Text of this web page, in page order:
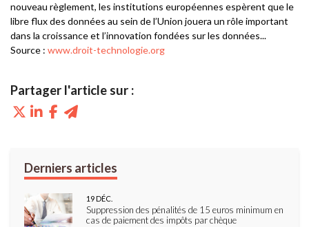
Source : www.droit-technologie.org
nouveau règlement, les institutions européennes espèrent que le
libre flux des données au sein de l’Union jouera un rôle important
dans la croissance et l’innovation fondées sur les données...
Suppression des pénalités de 15 euros minimum en
cas de paiement des impôts par chèque
19DÉC.